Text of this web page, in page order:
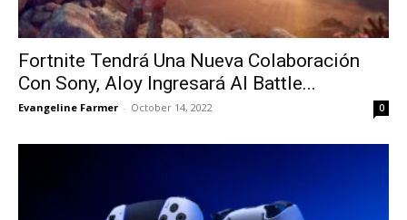
Fortnite Tendrá Una Nueva Colaboración
Con Sony, Aloy Ingresará Al Battle...
Evangeline Farmer - October 14, 2022 0